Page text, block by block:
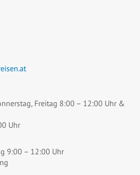
Freitag 8:00 – 12:00 Uhr &
Uhr
9:00 – 12:00 Uhr